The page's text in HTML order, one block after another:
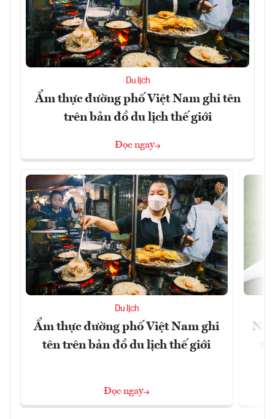
Du lịch
Ẩm thực đường phố Việt Nam ghi tên
trên bản đồ du lịch thế giới
Đọc ngay
Du lịch
Ẩm thực đường phố Việt Nam ghi
tên trên bản đồ du lịch thế giới
Đọc ngay